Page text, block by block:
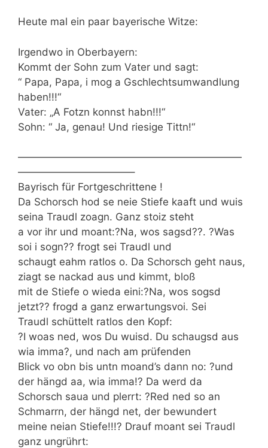
Heute mal ein paar bayerische Witze:
Irgendwo in Oberbayern:
Kommt der Sohn zum Vater und sagt:
“ Papa, Papa, i mog a Gschlechtsumwandlung
haben!!!“
Vater: „A Fotzn konnst habn!!!“
Sohn: “ Ja, genau! Und riesige Tittn!“
——————————————————————
———————————–
Bayrisch für Fortgeschrittene !
Da Schorsch hod se neie Stiefe kaaft und wuis
seina Traudl zoagn. Ganz stoiz steht
a vor ihr und moant:?Na, wos sagsd??. ?Was
soi i sogn?? frogt sei Traudl und
schaugt eahm ratlos o. Da Schorsch geht naus,
ziagt se nackad aus und kimmt, bloß
mit de Stiefe o wieda eini:?Na, wos sogsd
jetzt?? frogd a ganz erwartungsvoi. Sei
Traudl schüttelt ratlos den Kopf:
?I woas ned, wos Du wuisd. Du schaugsd aus
wia imma?, und nach am prüfenden
Blick vo obn bis untn moand’s dann no: ?und
der hängd aa, wia imma!? Da werd da
Schorsch saua und plerrt: ?Red ned so an
Schmarrn, der hängd net, der bewundert
meine neian Stiefe!!!? Drauf moant sei Traudl
ganz ungrührt: